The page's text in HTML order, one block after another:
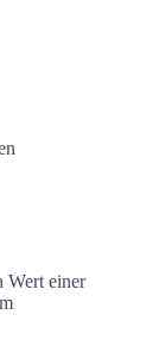
Wert einer